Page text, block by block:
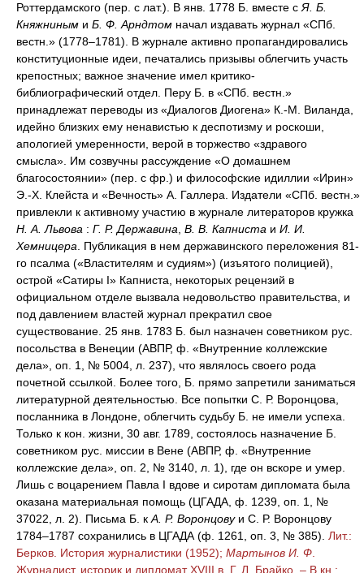
Роттердамского (пер. с лат.). В янв. 1778 Б. вместе с Я. Б.
Княжниным и Б. Ф. Арндтом начал издавать журнал «СПб.
вестн.» (1778–1781). В журнале активно пропагандировались
конституционные идеи, печатались призывы облегчить участь
крепостных; важное значение имел критико-
библиографический отдел. Перу Б. в «СПб. вестн.»
принадлежат переводы из «Диалогов Диогена» К.-М. Виланда,
идейно близких ему ненавистью к деспотизму и роскоши,
апологией умеренности, верой в торжество «здравого
смысла». Им созвучны рассуждение «О домашнем
благосостоянии» (пер. с фр.) и философские идиллии «Ирин»
Э.-Х. Клейста и «Вечность» А. Галлера. Издатели «СПб. вестн.»
привлекли к активному участию в журнале литераторов кружка
Н. А. Львова : Г. Р. Державина В. В. Капниста и И. И.
Хемницера . Публикация в нем державинского переложения 81-
го псалма («Властителям и судиям») (изъятого полицией),
острой «Сатиры I» Капниста, некоторых рецензий в
официальном отделе вызвала недовольство правительства, и
под давлением властей журнал прекратил свое
существование. 25 янв. 1783 Б. был назначен советником рус.
посольства в Венеции (АВПР, ф. «Внутренние коллежские
дела», оп. 1, № 5004, л. 237), что являлось своего рода
почетной ссылкой. Более того, Б. прямо запретили заниматься
литературной деятельностью. Все попытки С. Р. Воронцова,
посланника в Лондоне, облегчить судьбу Б. не имели успеха.
Только к кон. жизни, 30 авг. 1789, состоялось назначение Б.
советником рус. миссии в Вене (АВПР, ф. «Внутренние
коллежские дела», оп. 2, № 3140, л. 1), где он вскоре и умер.
Лишь с воцарением Павла I вдове и сиротам дипломата была
оказана материальная помощь (ЦГАДА, ф. 1239, оп. 1, №
37022, л. 2). Письма Б. к А. Р. Воронцовуи С. Р. Воронцову
1784–1787 сохранились в ЦГАДА (ф. 1261, оп. 3, № 385). Лит.:
Берков. История журналистики (1952); Мартынов И. Ф
Журналист, историк и дипломат XVIII в. Г. Л. Брайко. – В кн.: